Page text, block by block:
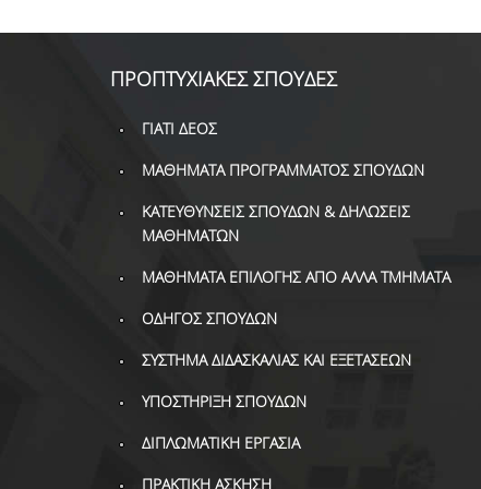
ΠΡΟΠΤΥΧΙΑΚΕΣ ΣΠΟΥΔΕΣ
ΓΙΑΤΙ ΔΕΟΣ
ΜΑΘΗΜΑΤΑ ΠΡΟΓΡΑΜΜΑΤΟΣ ΣΠΟΥΔΩΝ
ΚΑΤΕΥΘΥΝΣΕΙΣ ΣΠΟΥΔΩΝ & ΔΗΛΩΣΕΙΣ
ΜΑΘΗΜΑΤΩΝ
ΜΑΘΗΜΑΤΑ ΕΠΙΛΟΓΗΣ ΑΠΟ ΑΛΛΑ ΤΜΗΜΑΤΑ
ΟΔΗΓΟΣ ΣΠΟΥΔΩΝ
ΣΥΣΤΗΜΑ ΔΙΔΑΣΚΑΛΙΑΣ ΚΑΙ ΕΞΕΤΑΣΕΩΝ
ΥΠΟΣΤΗΡΙΞΗ ΣΠΟΥΔΩΝ
ΔΙΠΛΩΜΑΤΙΚΗ ΕΡΓΑΣΙΑ
ΠΡΑΚΤΙΚΗ ΑΣΚΗΣΗ